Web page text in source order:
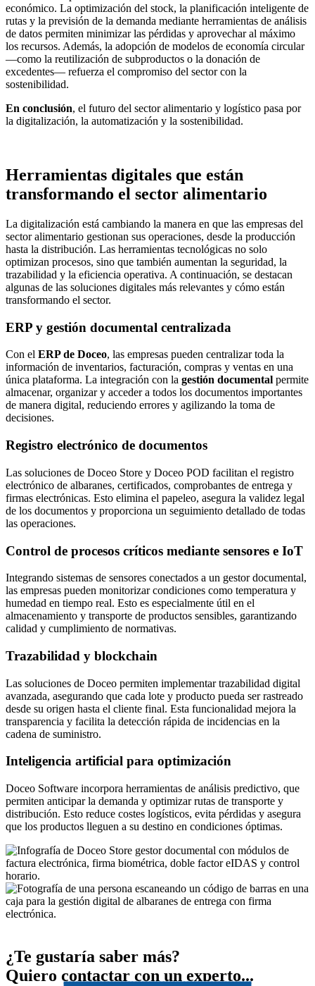
económico. La optimización del stock, la planificación inteligente de
rutas y la previsión de la demanda mediante herramientas de análisis
de datos permiten minimizar las pérdidas y aprovechar al máximo
los recursos. Además, la adopción de modelos de economía circular
—como la reutilización de subproductos o la donación de
excedentes— refuerza el compromiso del sector con la
sostenibilidad.
En conclusión, el futuro del sector alimentario y logístico pasa por
la digitalización, la automatización y la sostenibilidad.
Herramientas digitales que están
transformando el sector alimentario
La digitalización está cambiando la manera en que las empresas del
sector alimentario gestionan sus operaciones, desde la producción
hasta la distribución. Las herramientas tecnológicas no solo
optimizan procesos, sino que también aumentan la seguridad, la
trazabilidad y la eficiencia operativa. A continuación, se destacan
algunas de las soluciones digitales más relevantes y cómo están
transformando el sector.
ERP y gestión documental centralizada
Con el ERP de Doceo, las empresas pueden centralizar toda la
información de inventarios, facturación, compras y ventas en una
única plataforma. La integración con la gestión documental permite
almacenar, organizar y acceder a todos los documentos importantes
de manera digital, reduciendo errores y agilizando la toma de
decisiones.
Registro electrónico de documentos
Las soluciones de Doceo Store y Doceo POD facilitan el registro
electrónico de albaranes, certificados, comprobantes de entrega y
firmas electrónicas. Esto elimina el papeleo, asegura la validez legal
de los documentos y proporciona un seguimiento detallado de todas
las operaciones.
Control de procesos críticos mediante sensores e IoT
Integrando sistemas de sensores conectados a un gestor documental,
las empresas pueden monitorizar condiciones como temperatura y
humedad en tiempo real. Esto es especialmente útil en el
almacenamiento y transporte de productos sensibles, garantizando
calidad y cumplimiento de normativas.
Trazabilidad y blockchain
Las soluciones de Doceo permiten implementar trazabilidad digital
avanzada, asegurando que cada lote y producto pueda ser rastreado
desde su origen hasta el cliente final. Esta funcionalidad mejora la
transparencia y facilita la detección rápida de incidencias en la
cadena de suministro.
Inteligencia artificial para optimización
Doceo Software incorpora herramientas de análisis predictivo, que
permiten anticipar la demanda y optimizar rutas de transporte y
distribución. Esto reduce costes logísticos, evita pérdidas y asegura
que los productos lleguen a su destino en condiciones óptimas.
¿Te gustaría saber más?
Quiero contactar con un experto...